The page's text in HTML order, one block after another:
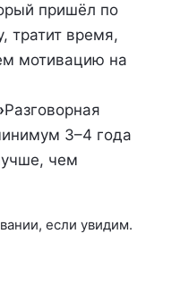
пришёл по
тратит время,
мотивацию на
Разговорная
3–4 года
чем
если увидим.